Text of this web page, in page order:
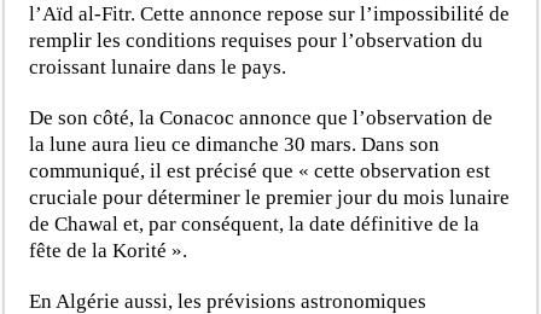
l’Aïd al-Fitr. Cette annonce repose sur l’impossibilité de
remplir les conditions requises pour l’observation du
croissant lunaire dans le pays.
De son côté, la Conacoc annonce que l’observation de
la lune aura lieu ce dimanche 30 mars. Dans son
communiqué, il est précisé que « cette observation est
cruciale pour déterminer le premier jour du mois lunaire
de Chawal et, par conséquent, la date définitive de la
fête de la Korité ».
En Algérie aussi, les prévisions astronomiques